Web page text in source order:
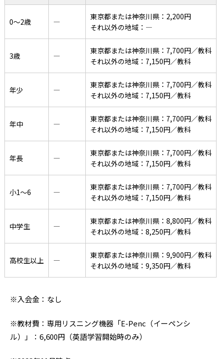
0〜2歳 ―
東京都または神奈川県：2,200円
それ以外の地域：―
3歳 ―
東京都または神奈川県：7,700円／教科
それ以外の地域：7,150円／教科
年少 ―
東京都または神奈川県：7,700円／教科
それ以外の地域：7,150円／教科
年中 ―
東京都または神奈川県：7,700円／教科
それ以外の地域：7,150円／教科
年長 ―
東京都または神奈川県：7,700円／教科
それ以外の地域：7,150円／教科
小1〜6 ―
東京都または神奈川県：7,700円／教科
それ以外の地域：7,150円／教科
中学生 ―
東京都または神奈川県：8,800円／教科
それ以外の地域：8,250円／教科
高校生以上 ―
東京都または神奈川県：9,900円／教科
それ以外の地域：9,350円／教科
※入会金：なし
※教材費：専用リスニング機器「E-Penc（イーペンシ
ル）」：6,600円（英語学習開始時のみ）